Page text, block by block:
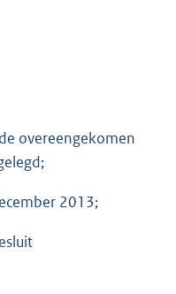
overeengekomen
2013;